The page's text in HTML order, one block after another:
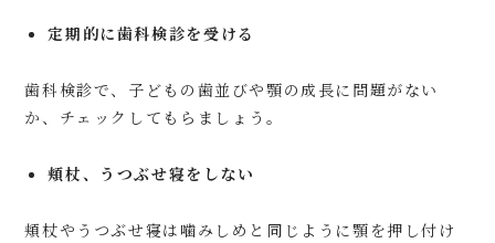
定期的に歯科検診を受ける
歯科検診で、子どもの歯並びや顎の成長に問題がない
か、チェックしてもらましょう。
頬杖、うつぶせ寝をしない
頬杖やうつぶせ寝は噛みしめと同じように顎を押し付け